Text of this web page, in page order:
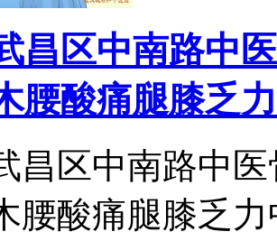
昌区中南路中
腰酸痛腿膝乏力
昌区中南路中
腰酸痛腿膝乏